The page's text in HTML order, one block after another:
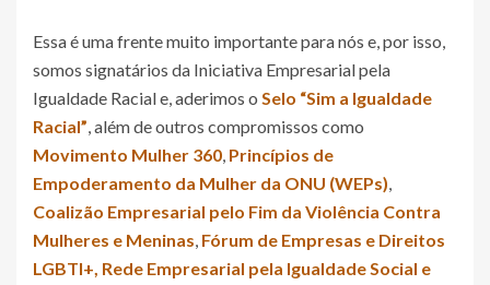
Essa é uma frente muito importante para nós e, por isso,
somos signatários da Iniciativa Empresarial pela
Igualdade Racial e, aderimos o Selo “Sim a Igualdade
Racial”, além de outros compromissos como
Movimento Mulher 360, Princípios de
Empoderamento da Mulher da ONU (WEPs),
Coalizão Empresarial pelo Fim da Violência Contra
Mulheres e Meninas, Fórum de Empresas e Direitos
LGBTI+, Rede Empresarial pela Igualdade Social e